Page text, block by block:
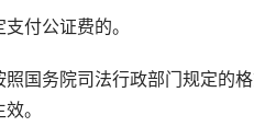
付公证费的。
务院司法行政部门规定的格
。